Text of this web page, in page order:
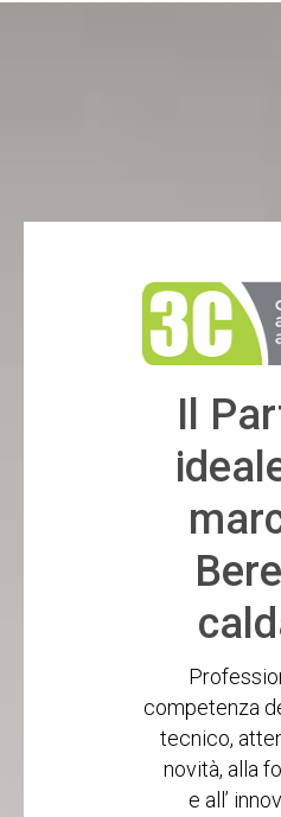
Il
competenza
tecnico,
novità, alla
e all’